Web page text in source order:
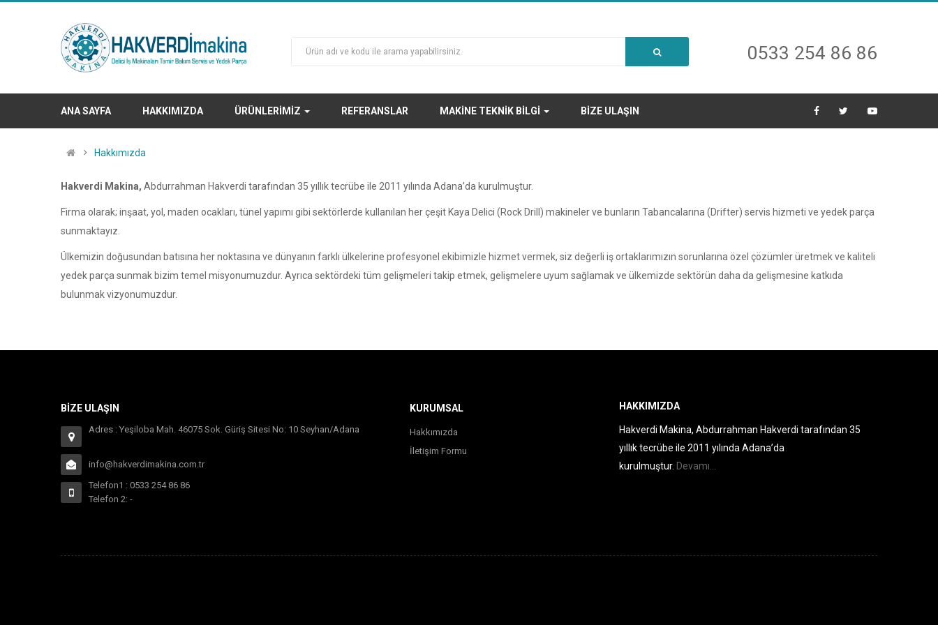
0533 254 86 86
ANA SAYFA HAKKIMIZDA ÜRÜNLERIMIZ REFERANSLAR MAKINE TEKNIK BILGI BIZE ULAŞIN
Hakkımızda
Hakverdi Makina, Abdurrahman Hakverdi tarafından 35 yıllık tecrübe ile 2011 yılında Adana’da kurulmuştur.
Firma olarak; inşaat, yol, maden ocakları, tünel yapımı gibi sektörlerde kullanılan her çeşit Kaya Delici (Rock Drill) makineler ve bunların Tabancalarına (Drifter) servis hizmeti ve yedek parça
sunmaktayız.
Ülkemizin doğusundan batısına her noktasına ve dünyanın farklı ülkelerine profesyonel ekibimizle hizmet vermek, siz değerli iş ortaklarımızın sorunlarına özel çözümler üretmek ve kaliteli
yedek parça sunmak bizim temel misyonumuzdur. Ayrıca sektördeki tüm gelişmeleri takip etmek, gelişmelere uyum sağlamak ve ülkemizde sektörün daha da gelişmesine katkıda
bulunmak vizyonumuzdur.
BIZE ULAŞIN
Adres : Yeşiloba Mah. 46075 Sok. Güriş Sitesi No: 10 Seyhan/Adana
info@hakverdimakina.com.tr
Telefon1 : 0533 254 86 86
Telefon 2: -
KURUMSAL
Hakkımızda
İletişim Formu
HAKKIMIZDA
Hakverdi Makina, Abdurrahman Hakverdi tarafından 35
yıllık tecrübe ile 2011 yılında Adana’da
kurulmuştur. Devamı...